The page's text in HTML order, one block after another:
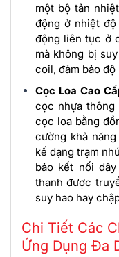
một bộ tản
động ở nhiệt
động liên tục ở
mà không bị
coil, đảm bảo
Cọc Loa Cao
cọc nhựa thông
cọc loa bằng
cường khả
kế dạng trạm
bảo kết nối
thanh được
suy hao hay
Chi Tiết Các
Ứng Dụng Đa